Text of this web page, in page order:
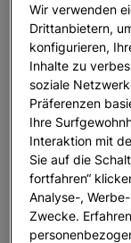
Wir verwenden
Drittanbietern,
konfigurieren,
Inhalte zu
soziale
Präferenzen
Ihre
Interaktion mit
Sie auf die
fortfahren“
Analyse-,
Zwecke.